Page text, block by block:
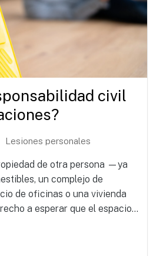
civil
Lesiones personales
de otra persona —ya
un complejo de
de oficinas o una vivienda
a esperar que el espacio...